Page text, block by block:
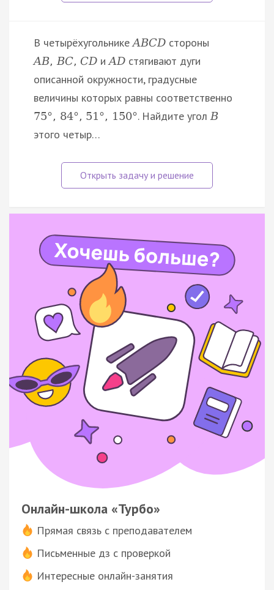
В четырёхугольнике ABCD стороны
AB, BC, CD иAD стягивают дуги
описанной окружности, градусные
величины которых равны соответственно
75°, 84°, 51 °, 150°. Найдите угол B
этого четыр…
Онлайн-школа «Турбо»
Прямая связь с преподавателем
Письменные дз с проверкой
Интересные онлайн-занятия